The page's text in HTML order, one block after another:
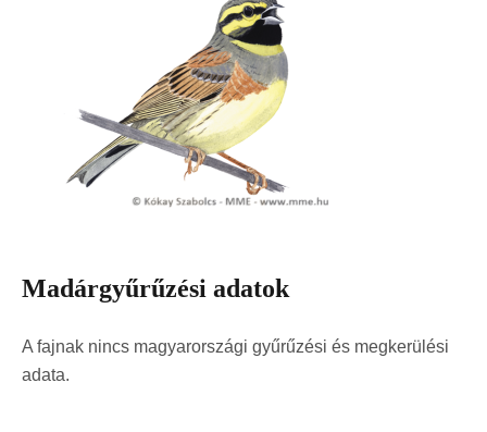
Madárgyűrűzési adatok
A fajnak nincs magyarországi gyűrűzési és megkerülési
adata.